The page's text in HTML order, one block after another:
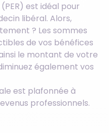
est idéal pour
libéral. Alors,
? Les sommes
de vos bénéfices
le montant de votre
également vos
est plafonnée à
professionnels.